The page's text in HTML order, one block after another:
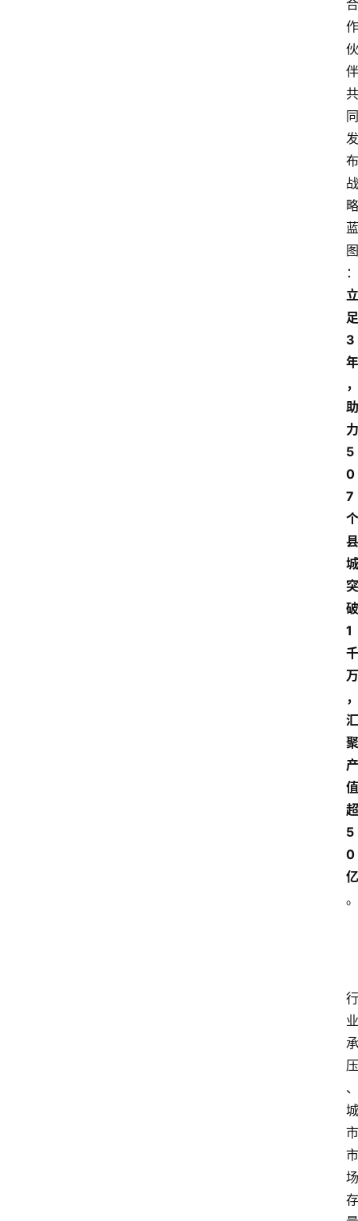
合
作
伙
伴
共
同
发
布
战
略
蓝
图
：
立
足
3
年
，
助
力
5
0
7
个
县
城
突
破
1
千
万
，
汇
聚
产
值
超
5
0
亿
。
行
业
承
压
、
城
市
市
场
存